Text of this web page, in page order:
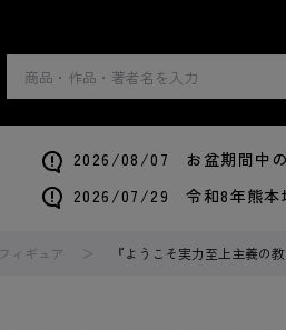
2026/08/07 お盆期間中の
2026/07/29 令和8年熊本
フィギュア 『ようこそ実力至上主義の